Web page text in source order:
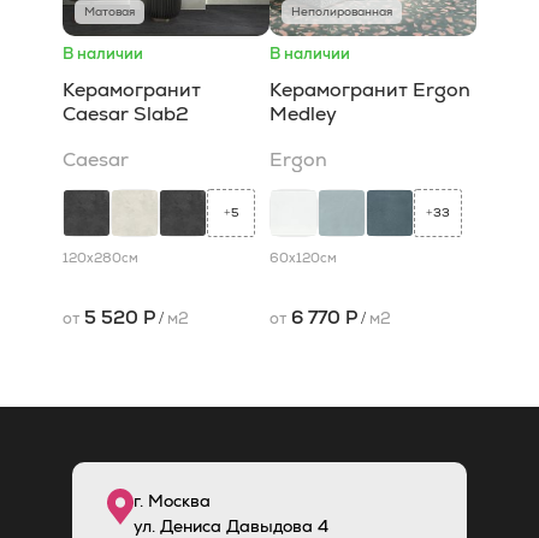
Матовая
В наличии
Керамогранит
Caesar Slab2
Caesar
+5
120x280см
от 5 520 Р/ м2
Неполированная
В наличии
Керамогранит Ergon
Medley
Ergon
+33
60x120см
от 6 770 Р/ м2
г. Москва
ул. Дениса Давыдова 4